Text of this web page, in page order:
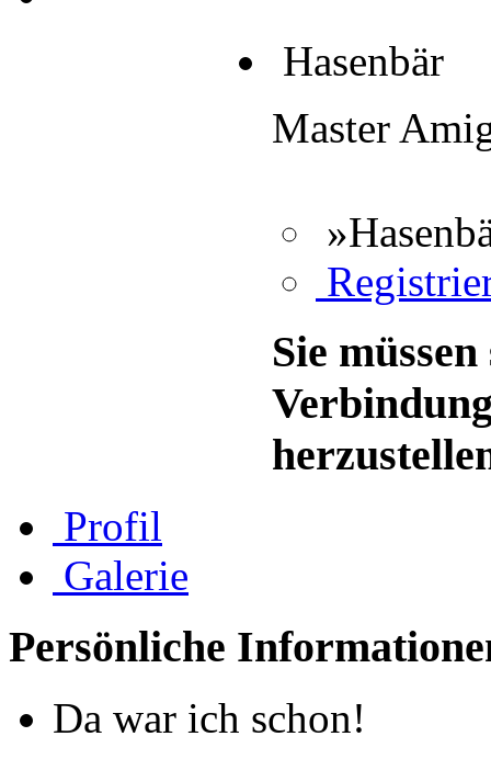
Hasenbär
Master
Sie
Profil
Galerie
Persönliche
Da war ich schon!